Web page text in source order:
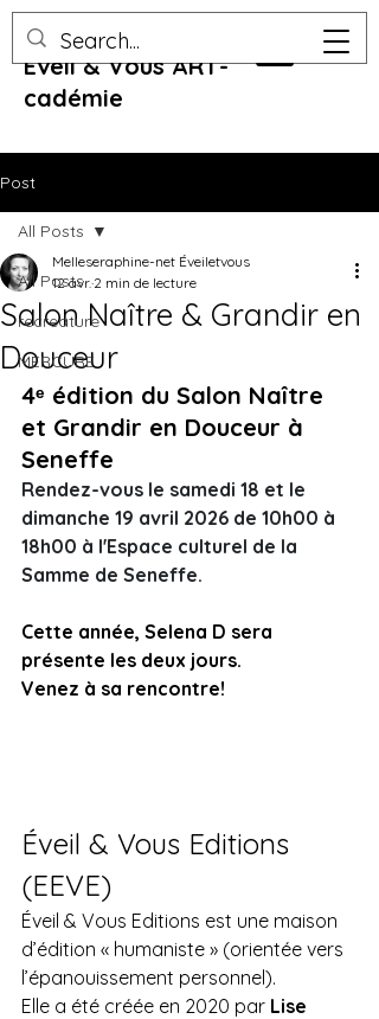
Eveil & Vous ART-
cadémie
Post
All Posts
recreature
MERCURE
All Posts
Salon Naître & Grandir en
Douceur
Melleseraphine-net Éveiletvous
12 avr. 2 min de lecture
4ᵉ édition du Salon Naître
et Grandir en Douceur à
Seneffe
Rendez-vous le samedi 18 et le
dimanche 19 avril 2026 de 10h00 à
18h00 à l'Espace culturel de la
Samme de Seneffe.
Cette année, Selena D sera
présente les deux jours.
Venez à sa rencontre!
Éveil & Vous Editions
(EEVE)
Éveil & Vous Editions est une maison
d’édition « humaniste » (orientée vers
l’épanouissement personnel).
Elle a été créée en 2020 par Lise